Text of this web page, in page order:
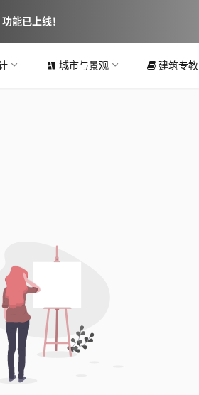
城市与景观 建筑专教
能已上线！